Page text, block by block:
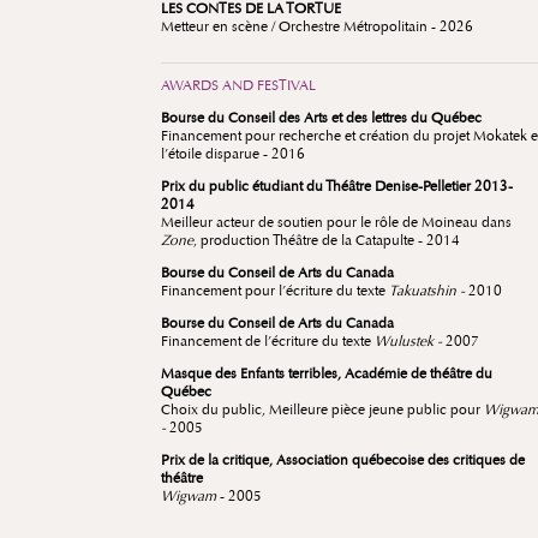
LES CONTES DE LA TORTUE
Metteur en scène / Orchestre Métropolitain - 2026
AWARDS AND FESTIVAL
Bourse du Conseil des Arts et des lettres du Québec
Financement pour recherche et création du projet Mokatek
l’étoile disparue - 2016
Prix du public étudiant du Théâtre Denise-Pelletier 2013-
2014
Meilleur acteur de soutien pour le rôle de Moineau dans
Zone, production Théâtre de la Catapulte - 2014
Bourse du Conseil de Arts du Canada
Financement pour l’écriture du texte Takuatshin -2010
Bourse du Conseil de Arts du Canada
Financement de l’écriture du texte Wulustek -2007
Masque des Enfants terribles, Académie de théâtre du
Québec
Choix du public, Meilleure pièce jeune public pour Wigwam
-2005
Prix de la critique, Association québecoise des critiques de
théâtre
Wigwam- 2005